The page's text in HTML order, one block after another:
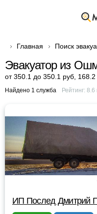
Главная Поиск
Эвакуатор из
от 350.1 до 350.1 руб 168.2
Найдено 1 служба Рейтинг: 8.6
ИП Послед Дмитрий